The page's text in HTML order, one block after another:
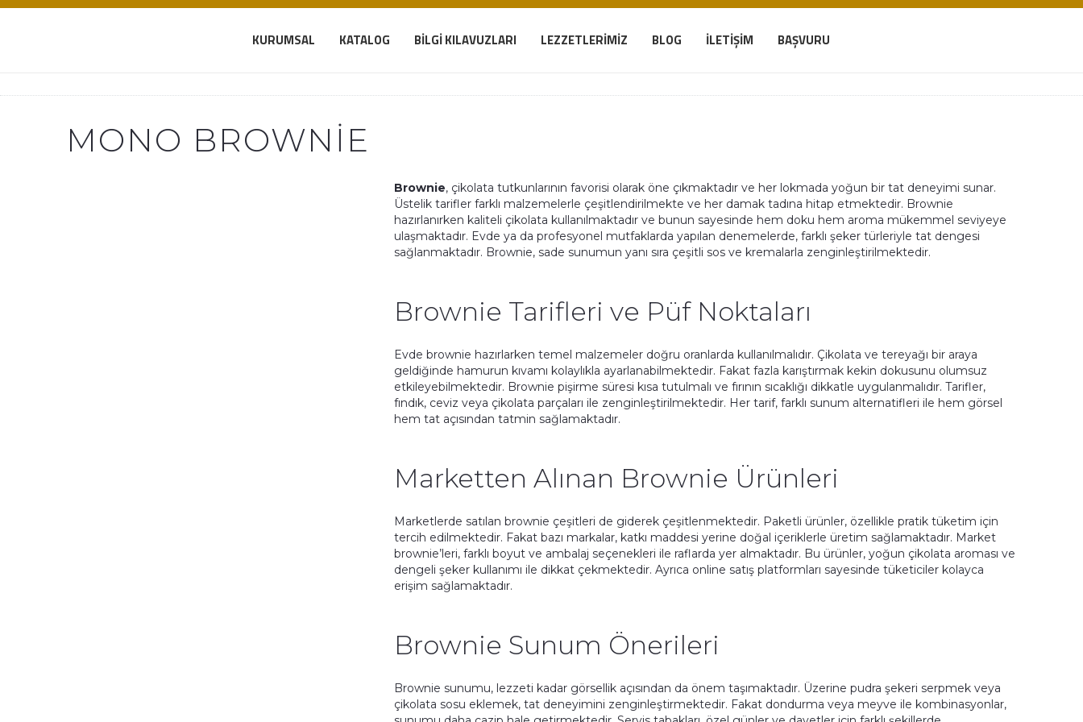
KURUMSAL KATALOG BILGI KILAVUZLARI LEZZETLERIMIZ BLOG İLETIŞIM BAŞVURU
MONO BROWNIE
Brownie, çikolata tutkunlarının favorisi olarak öne çıkmaktadır ve her lokmada yoğun bir tat deneyimi sunar.
Üstelik tarifler farklı malzemelerle çeşitlendirilmekte ve her damak tadına hitap etmektedir. Brownie
hazırlanırken kaliteli çikolata kullanılmaktadır ve bunun sayesinde hem doku hem aroma mükemmel seviyeye
ulaşmaktadır. Evde ya da profesyonel mutfaklarda yapılan denemelerde, farklı şeker türleriyle tat dengesi
sağlanmaktadır. Brownie, sade sunumun yanı sıra çeşitli sos ve kremalarla zenginleştirilmektedir.
Brownie Tarifleri ve Püf Noktaları
Evde brownie hazırlarken temel malzemeler doğru oranlarda kullanılmalıdır. Çikolata ve tereyağı bir araya
geldiğinde hamurun kıvamı kolaylıkla ayarlanabilmektedir. Fakat fazla karıştırmak kekin dokusunu olumsuz
etkileyebilmektedir. Brownie pişirme süresi kısa tutulmalı ve fırının sıcaklığı dikkatle uygulanmalıdır. Tarifler,
fındık, ceviz veya çikolata parçaları ile zenginleştirilmektedir. Her tarif, farklı sunum alternatifleri ile hem görsel
hem tat açısından tatmin sağlamaktadır.
Marketten Alınan Brownie Ürünleri
Marketlerde satılan brownie çeşitleri de giderek çeşitlenmektedir. Paketli ürünler, özellikle pratik tüketim için
tercih edilmektedir. Fakat bazı markalar, katkı maddesi yerine doğal içeriklerle üretim sağlamaktadır. Market
brownie’leri, farklı boyut ve ambalaj seçenekleri ile raflarda yer almaktadır. Bu ürünler, yoğun çikolata aroması ve
dengeli şeker kullanımı ile dikkat çekmektedir. Ayrıca online satış platformları sayesinde tüketiciler kolayca
erişim sağlamaktadır.
Brownie Sunum Önerileri
Brownie sunumu, lezzeti kadar görsellik açısından da önem taşımaktadır. Üzerine pudra şekeri serpmek veya
çikolata sosu eklemek, tat deneyimini zenginleştirmektedir. Fakat dondurma veya meyve ile kombinasyonlar,